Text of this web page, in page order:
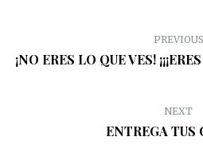
PREVIOUS
¡NO ERES LO QUE VES!
NEXT
ENTREGA TUS